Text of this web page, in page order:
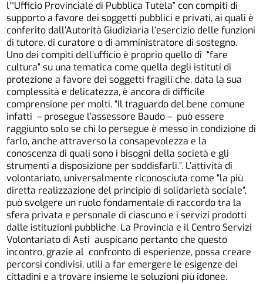
l’“Ufficio Provinciale di Pubblica Tutela” con compiti di
supporto a favore dei soggetti pubblici e privati, ai quali è
conferito dall’Autorità Giudiziaria l’esercizio delle funzioni
di tutore, di curatore o di amministratore di sostegno.
Uno dei compiti dell’ufficio è proprio quello di “fare
cultura” su una tematica come quella degli istituti di
protezione a favore dei soggetti fragili che, data la sua
complessità e delicatezza, è ancora di difficile
comprensione per molti. “Il traguardo del bene comune
infatti – prosegue l’assessore Baudo – può essere
raggiunto solo se chi lo persegue è messo in condizione di
farlo, anche attraverso la consapevolezza e la
conoscenza di quali sono i bisogni della società e gli
strumenti a disposizione per soddisfarli.”. L’attività di
volontariato, universalmente riconosciuta come “la più
diretta realizzazione del principio di solidarietà sociale”,
può svolgere un ruolo fondamentale di raccordo tra la
sfera privata e personale di ciascuno e i servizi prodotti
dalle istituzioni pubbliche. La Provincia e il Centro Servizi
Volontariato di Asti auspicano pertanto che questo
incontro, grazie al confronto di esperienze, possa creare
percorsi condivisi, utili a far emergere le esigenze dei
cittadini e a trovare insieme le soluzioni più idonee.